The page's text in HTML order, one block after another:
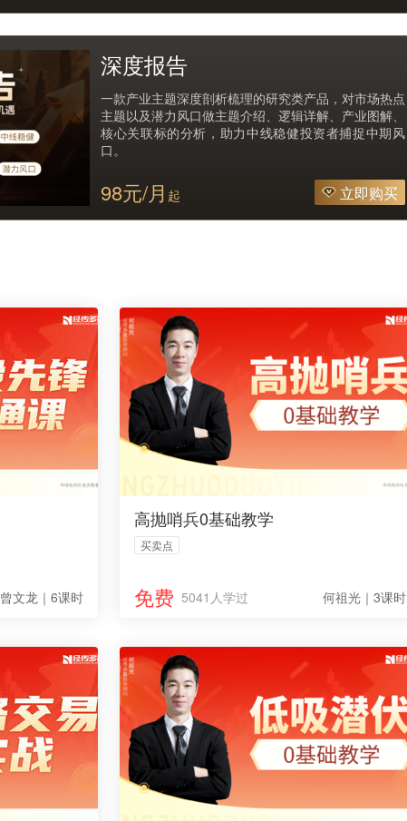
深度报告
一款产业主题深度剖析梳理的研究类产品，对市场热点
主题以及潜力风口做主题介绍、逻辑详解、产业图解、
核心关联标的分析，助力中线稳健投资者捕捉中期风
口。
98元/月 起 立即购买
曾文龙｜6课时
高抛哨兵0基础教学
买卖点
免费 5041人学过 何祖光｜3课时